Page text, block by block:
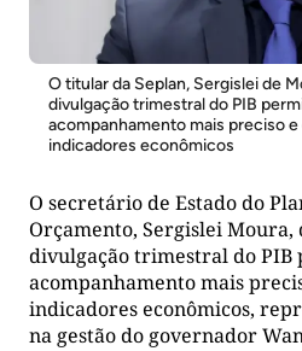
O titular da Seplan, Sergislei de
divulgação trimestral do PIB
acompanhamento mais preciso
indicadores econômicos
O secretário de Estado do
Orçamento, Sergislei Moura,
divulgação trimestral do
acompanhamento mais
indicadores econômicos,
na gestão do governador